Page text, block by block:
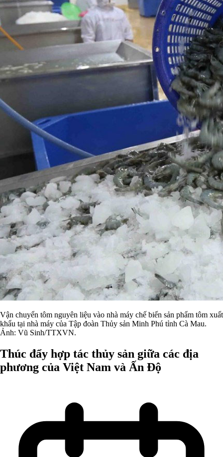
Vận chuyển tôm nguyên liệu vào nhà máy chế biến sản phẩm tôm xuất
khẩu tại nhà máy của Tập đoàn Thủy sản Minh Phú tỉnh Cà Mau.
Ảnh: Vũ Sinh/TTXVN.
Thúc đẩy hợp tác thủy sản giữa các địa
phương của Việt Nam và Ấn Độ